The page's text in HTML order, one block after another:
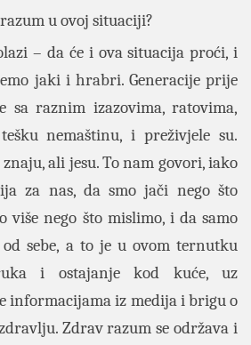
u ovoj situaciji?
– da će i ova situacija proći, i
jaki i hrabri. Generacije prije
sa raznim izazovima, ratovima,
nemaštinu, i preživjele su.
ali jesu. To nam govori, iako
za nas, da smo jači nego što
više nego što mislimo, i da samo
sebe, a to je u ovom ternutku
i ostajanje kod kuće, uz
informacijama iz medija i brigu o
Zdrav razum se održava i